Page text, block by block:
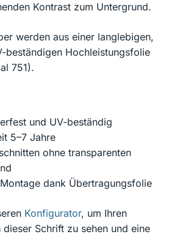
Kontrast zum Untergrund.
werden aus einer langlebigen,
beständigen Hochleistungsfolie
751).
und UV-beständig
5–7 Jahre
ohne transparenten
dank Übertragungsfolie
Konfigurator, um Ihren
dieser Schrift zu sehen und eine